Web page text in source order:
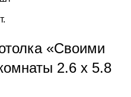
«Своими
2.6 х 5.8